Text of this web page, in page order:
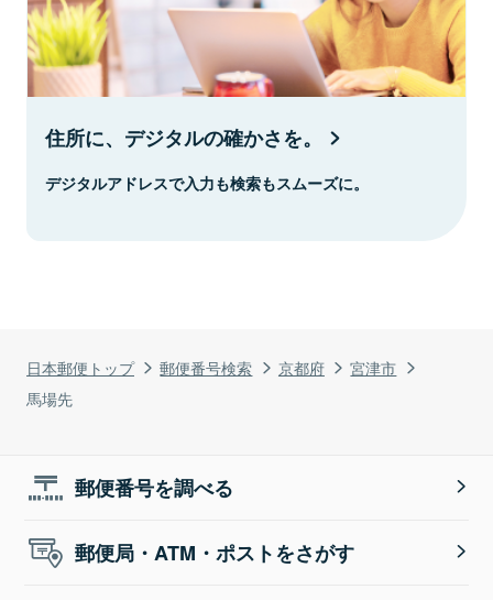
日本郵便トップ 郵便番号検索 京都府
宮津市
馬場先
住所に、デジタルの確かさを。
デジタルアドレスで入力も検索もスムーズに。
郵便番号を調べる
郵便局・ATM・ポストをさがす